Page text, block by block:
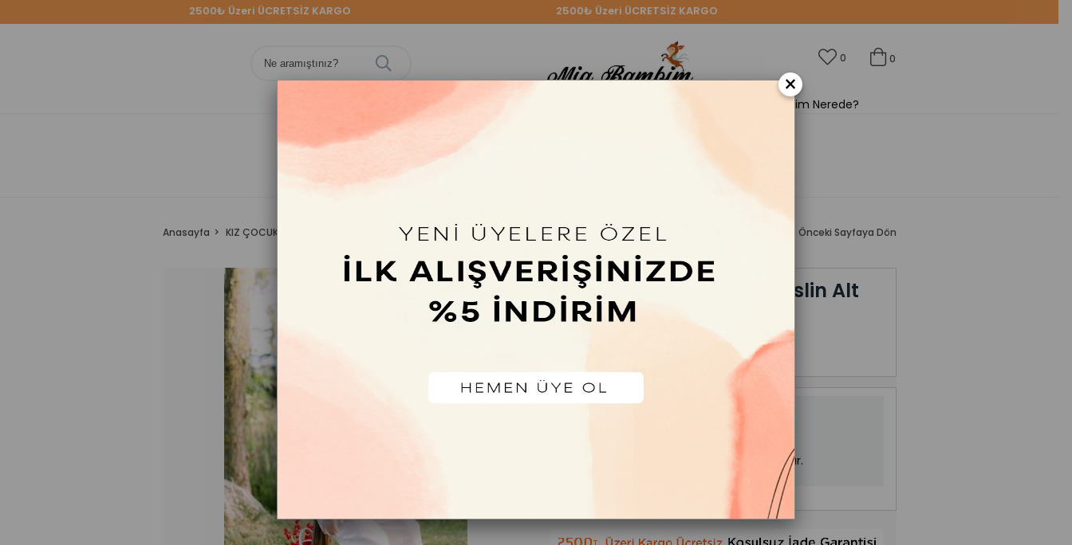
2500₺ Üzeri ÜCRETSİZ KARGO 2500₺ Üzeri ÜCRETSİZ KARGO
0
0
Siparişim Nerede?
ÖZEL GÜN
KOLEKSİYONU
Anasayfa KIZ ÇOCUK Fiyonk Detaylı Nakışlı Müslin Alt Üst Takım < < Önceki Sayfaya Dön
Fiyonk Detaylı Nakışlı Müslin Alt
Üst Takım
Ürün stoklarımızda kalmamıştır.
×